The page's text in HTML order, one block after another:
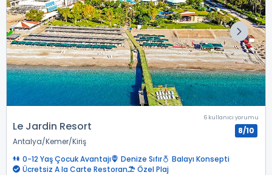
Le Jardin Resort
Antalya Kemer Kiriş
6 kullanıcı yorumu
8/10
0-12 Yaş Çocuk Avantajı Denize Sıfır
Balayı Konsepti
Ücretsiz A la Carte Restoran
Özel Plaj